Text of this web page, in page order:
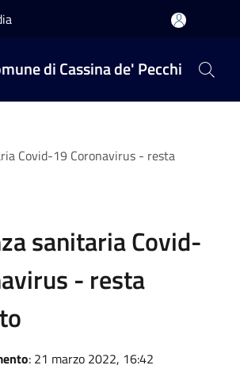
di Cassina de' Pecchi
Covid-19 Coronavirus - resta
sanitaria Covid-
- resta
: 21 marzo 2022, 16:42